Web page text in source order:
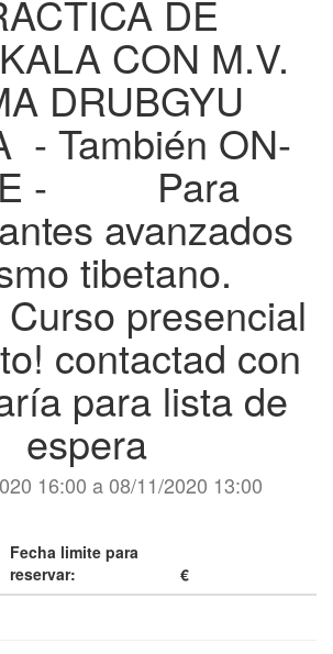
DE
CON M.V.
DRUBGYU
- También ON-
- Para
avanzados
tibetano.
presencial
contactad con
para lista de
espera
16:00 a08/11/2020 13:00
Fecha limite para
reservar:
€